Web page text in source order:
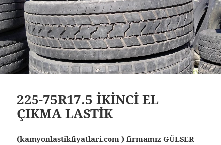
225-75R17.5 İKİNCİ EL
ÇIKMA LASTİK
(kamyonlastikfiyatlari.com ) firmamız GÜLSER